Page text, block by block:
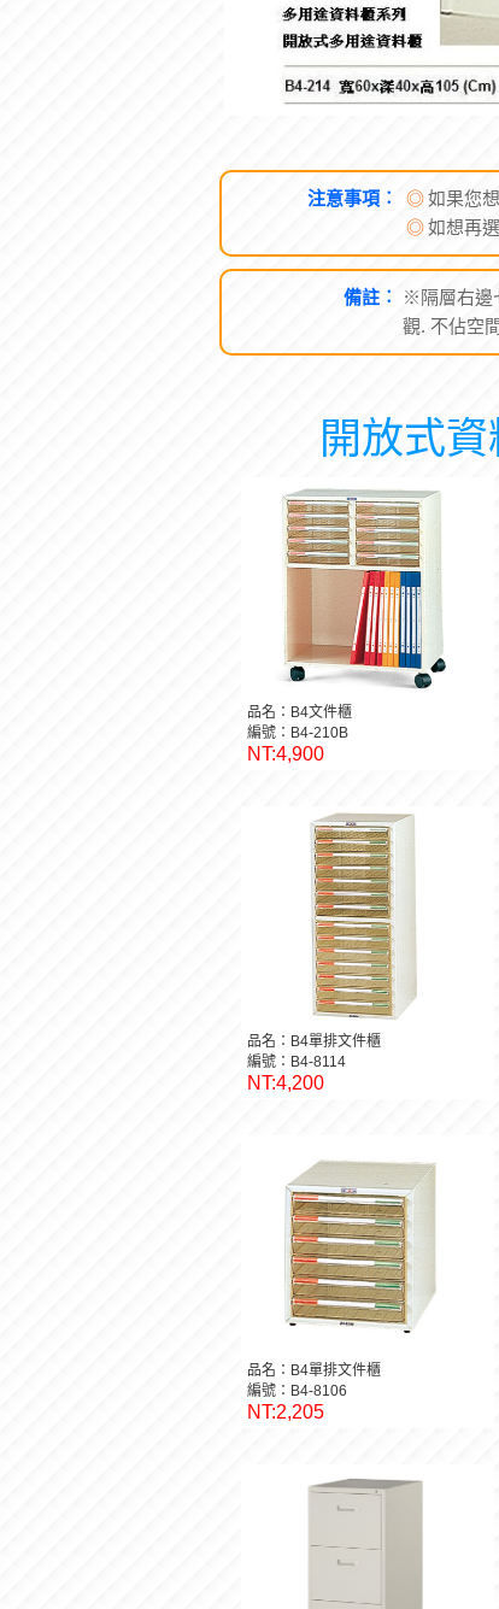
注意事項︰ ◎如果您
◎如想再
備註︰
※隔層右邊
觀. 不佔空
開放式
品名：B4文件櫃
編號：B4-210B
NT:4,900
品名：B4單排文件櫃
編號：B4-8114
NT:4,200
品名：B4單排文件櫃
編號：B4-8106
NT:2,205